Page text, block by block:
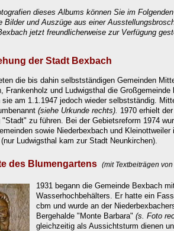
dieses Albums können Sie im
Bilder und Auszüge aus einer
jetzt freundlicherweise zur Verfügung
der Stadt Bexbach
die bis dahin selbstständigen Gemeinden
Frankenholz und Ludwigsthal die Großgemeinde
sie am 1.1.1947 jedoch wieder selbstständig.
(siehe Urkunde rechts). 1970 erhielt
"Stadt" zu führen. Bei der Gebietsreform 1974
sowie Niederbexbach und Kleinottweiler
Ludwigsthal kam zur Stadt Neunkirchen).
des Blumengartens (mit Textbeiträgen
1931 begann die Gemeinde Bexbach
Wasserhochbehälters. Er hatte ein
cbm und wurde an der
Bergehalde "Monte Barbara" (s. Foto
gleichzeitig als Aussichtsturm dienen